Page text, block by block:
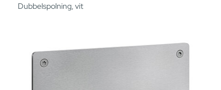
Dubbelspolning, vit